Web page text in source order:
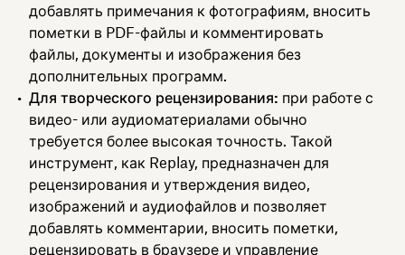
добавлять примечания к фотографиям, вносить
пометки в PDF-файлы и комментировать
файлы, документы и изображения без
дополнительных программ.
Для творческого рецензирования: при работе с
видео- или аудиоматериалами обычно
требуется более высокая точность. Такой
инструмент, как Replay, предназначен для
рецензирования и утверждения видео,
изображений и аудиофайлов и позволяет
добавлять комментарии, вносить пометки,
рецензировать в браузере и управление